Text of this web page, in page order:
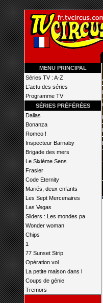
MENU PRINCIPAL
Séries TV : A-Z
L'actu des séries
Programme TV
SÉRIES PRÉFÉRÉES
Dallas
Bonanza
Romeo !
Inspecteur Barnaby
Brigade des mers
Le Sixième Sens
Frasier
Code Eternity
Mariés, deux enfants
Les Sept Mercenaires
Las Vegas
Sliders : Les mondes pa
Wonder woman
Chips
1
77 Sunset Strip
Opération vol
La petite maison dans l
Coups de génie
Tremors